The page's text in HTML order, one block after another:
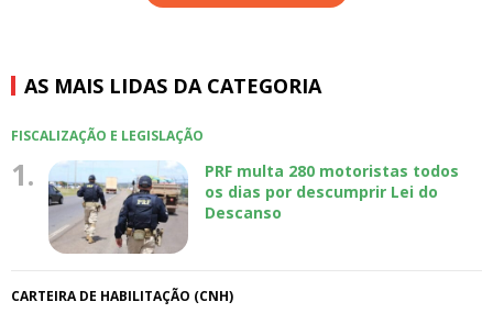
AS MAIS LIDAS DA CATEGORIA
FISCALIZAÇÃO E LEGISLAÇÃO
1.
PRF multa 280 motoristas todos
os dias por descumprir Lei do
Descanso
CARTEIRA DE HABILITAÇÃO (CNH)